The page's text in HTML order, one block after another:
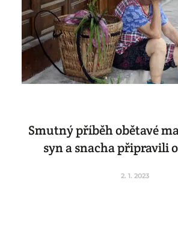
Smutný příběh obětavé
syn a snacha připravili
2. 1. 2023